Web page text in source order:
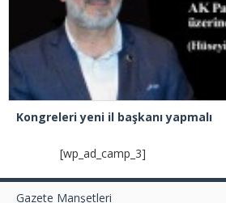
Kongreleri yeni il başkanı yapmalı
[wp_ad_camp_3]
Gazete Manşetleri